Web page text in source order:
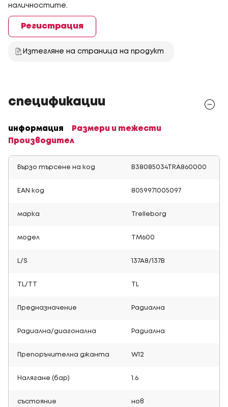
наличностите.
Регистрация
Изтегляне на страница на продукт
спецификации
информация
Размери и тежести
Производител
Бързо търсене на код B38085034TRA860000
EAN код 8059971005097
марка Trelleborg
модел TM600
L/S 137A8/137B
TL/TT
Предназначение Радиална
Радиална/диагонална Радиална
Препоръчителна джанта W12
Налягане (бар) 1.6
състояние нов